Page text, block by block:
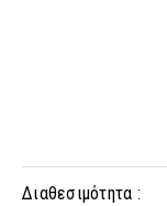
Διαθεσιμότητα :